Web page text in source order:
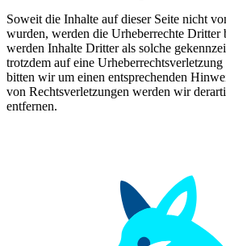
Soweit die Inhalte auf dieser Seite nicht
wurden, werden die Urheberrechte Dritter
werden Inhalte Dritter als solche
trotzdem auf eine
bitten wir um einen entsprechenden
von Rechtsverletzungen werden wir
entfernen.